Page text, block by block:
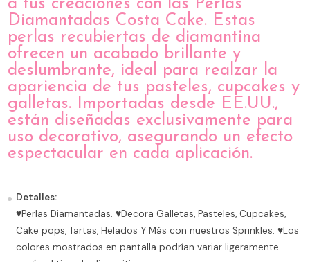
a tus creaciones con las Perlas
Diamantadas Costa Cake. Estas
perlas recubiertas de diamantina
ofrecen un acabado brillante y
deslumbrante, ideal para realzar la
apariencia de tus pasteles, cupcakes y
galletas. Importadas desde EE.UU.,
están diseñadas exclusivamente para
uso decorativo, asegurando un efecto
espectacular en cada aplicación.
Detalles:
♥Perlas Diamantadas. ♥Decora Galletas, Pasteles, Cupcakes,
Cake pops, Tartas, Helados Y Más con nuestros Sprinkles. ♥Los
colores mostrados en pantalla podrían variar ligeramente